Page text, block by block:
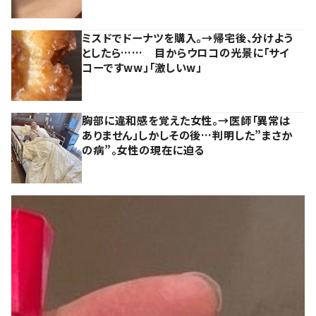
ミスドでドーナツを購入。→帰宅後、分けよう
としたら…… 目からウロコの光景に「サイ
コーですww」「激しいw」
胸部に違和感を覚えた女性。→医師「異常は
ありません」しかしその後…判明した”まさか
の病”。女性の現在に迫る